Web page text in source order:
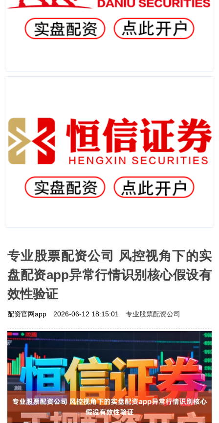
专业股票配资公司 风控视角下的实
盘配资app异常行情识别核心假设有
效性验证
配资官网app 2026-06-12 18:15:01 专业股票配资公司